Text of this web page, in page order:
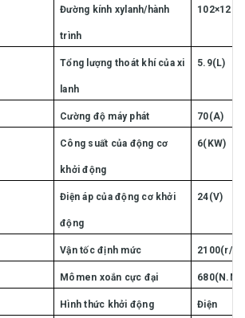
Đường kính xylanh/hành
trình
Tổng lượng thoát khí của xi
lanh
5.9(L)
Cường độ máy phát 70(A)
Công suất của động cơ
khởi động
6(KW)
Điện áp của động cơ khởi
động
24(V)
Vận tốc định mức 2100(r/
Mômen xoắn cực đại
Hình thức khởi động Điện